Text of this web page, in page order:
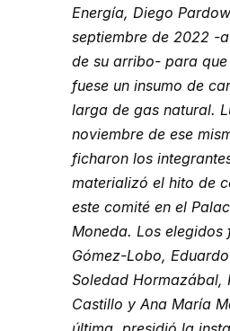
Energía, Diego
septiembre de 2022 -
de su arribo- para
fuese un insumo de
larga de gas natural.
noviembre de ese
ficharon los
materializó el hito de
este comité en el
Moneda. Los elegidos
Gómez-Lobo,
Soledad Hormazábal,
Castillo y Ana María